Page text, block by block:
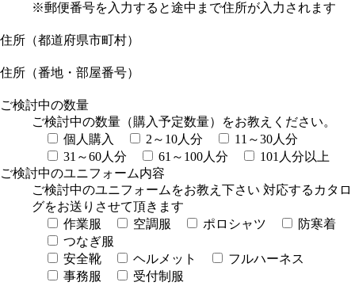
※郵便番号を入力すると途中まで住所が入力されます
住所（都道府県市町村）
住所（番地・部屋番号）
ご検討中の数量
ご検討中の数量（購入予定数量）をお教えください。
個人購入
2～10人分
11～30人分
31～60人分
61～100人分
101人分以上
ご検討中のユニフォーム内容
ご検討中のユニフォームをお教え下さい 対応するカタロ
グをお送りさせて頂きます
作業服
空調服 ポロシャツ
防寒着
つなぎ服
安全靴
ヘルメット
フルハーネス
事務服
受付制服